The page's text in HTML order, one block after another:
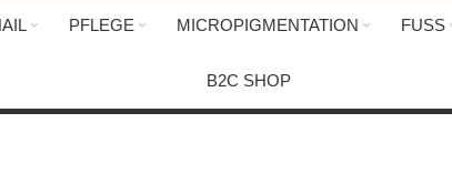
PFLEGE MICROPIGMENTATION FUSS
B2C SHOP